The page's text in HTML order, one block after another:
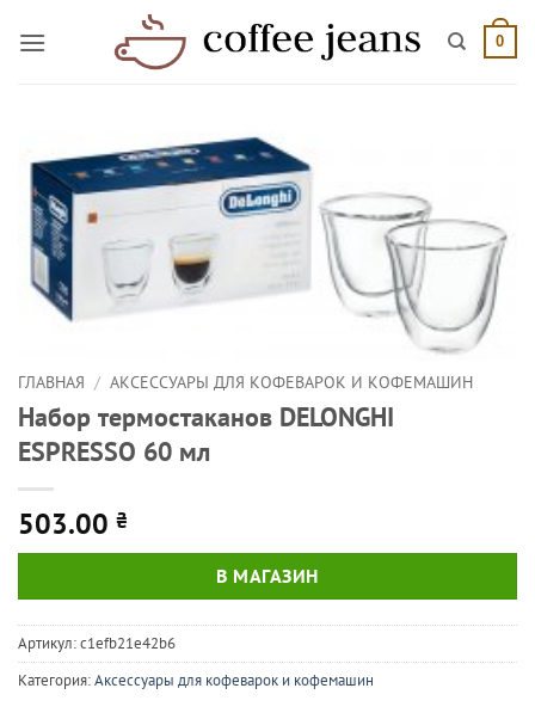
0
ГЛАВНАЯ / АКСЕССУАРЫ ДЛЯ КОФЕВАРОК И КОФЕМАШИН
Набор термостаканов DELONGHI
ESPRESSO 60 мл
503.00 ₴
В МАГАЗИН
Артикул:c1efb21e42b6
Категория:Аксессуары для кофеварок и кофемашин